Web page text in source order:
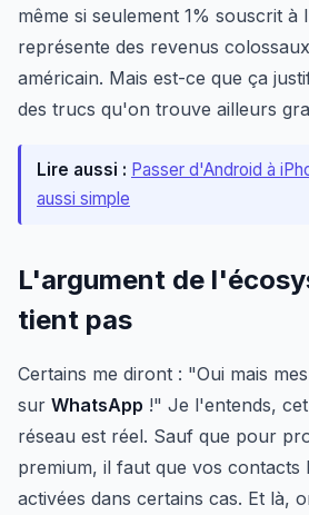
même si seulement 1% souscrit à
représente des revenus
américain. Mais est-ce que ça
des trucs qu'on trouve ailleurs
Lire aussi : Passer d'Android à
aussi simple
L'argument de
tient pas
Certains me diront : "Oui mais
sur WhatsApp !" Je l'entends,
réseau est réel. Sauf que pour
premium, il faut que vos contacts
activées dans certains cas. Et là,